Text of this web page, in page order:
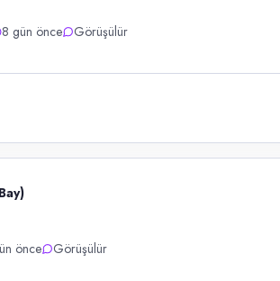
8 gün önce Görüşülür
önce Görüşülür